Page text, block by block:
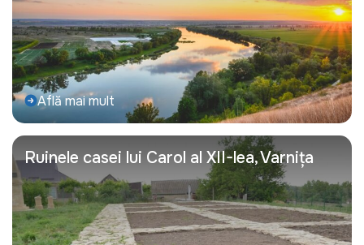
Află mai mult
Ruinele casei lui Carol al XII-lea, Varnița